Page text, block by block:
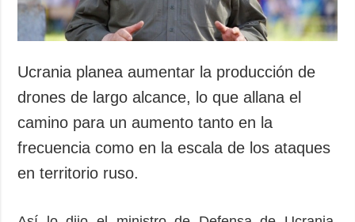
Crimen
Desastres y
ADICIONAL
Podcasts
Publicaciones
Entrevistas
Video
SERVICIOS
Suscripción
Banco de
imágenes
Ucrania planea aumentar la producción de
drones de largo alcance, lo que allana el
camino para un aumento tanto en la
frecuencia como en la escala de los ataques
en territorio ruso.